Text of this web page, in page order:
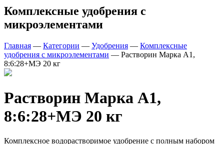
Комплексные удобрения с
микроэлементами
Главная — Категории — Удобрения — Комплексные
удобрения с микроэлементами — Растворин Марка А1,
8:6:28+МЭ 20 кг
Растворин Марка А1,
8:6:28+МЭ 20 кг
Комплексное водорастворимое удобрение с полным набором